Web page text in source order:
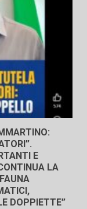
E
LA
DOPPIETTE”